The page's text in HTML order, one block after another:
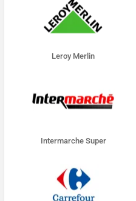
Leroy Merlin
Intermarche Super